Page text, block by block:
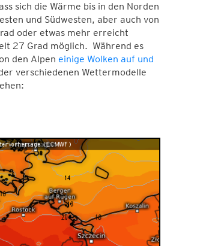
sich die Wärme bis in den Norden
und Südwesten, aber auch von
oder etwas mehr erreicht
27 Grad möglich. Während es
den Alpen einige Wolken auf und
verschiedenen Wettermodelle